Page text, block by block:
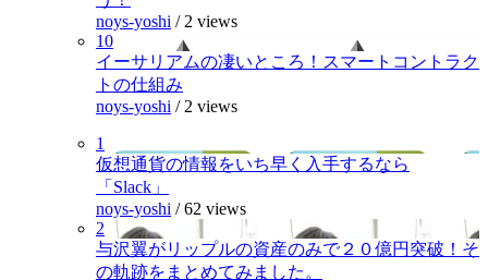
noys-yoshi / 2 views
10
イーサリアムの凄いところ！スマートコントラク
トの仕組み
noys-yoshi / 2 views
1
仮想通貨の情報をいち早く入手するなら
「Slack」
noys-yoshi /62 views
2
与沢翼がリップルの資産のみで２０億円突破！そ
の軌跡をまとめてみました。